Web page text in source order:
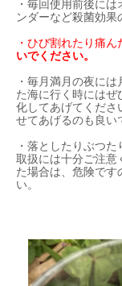
・毎回使用前後に
ンダーなど殺菌効果
・ひび割れたり痛ん
いでください。
・毎月満月の夜に
た海に行く時にはぜ
化してあげてくださ
せてあげるのも良い
・落としたりぶつ
取扱には十分ご注意
た場合は、危険です
い。